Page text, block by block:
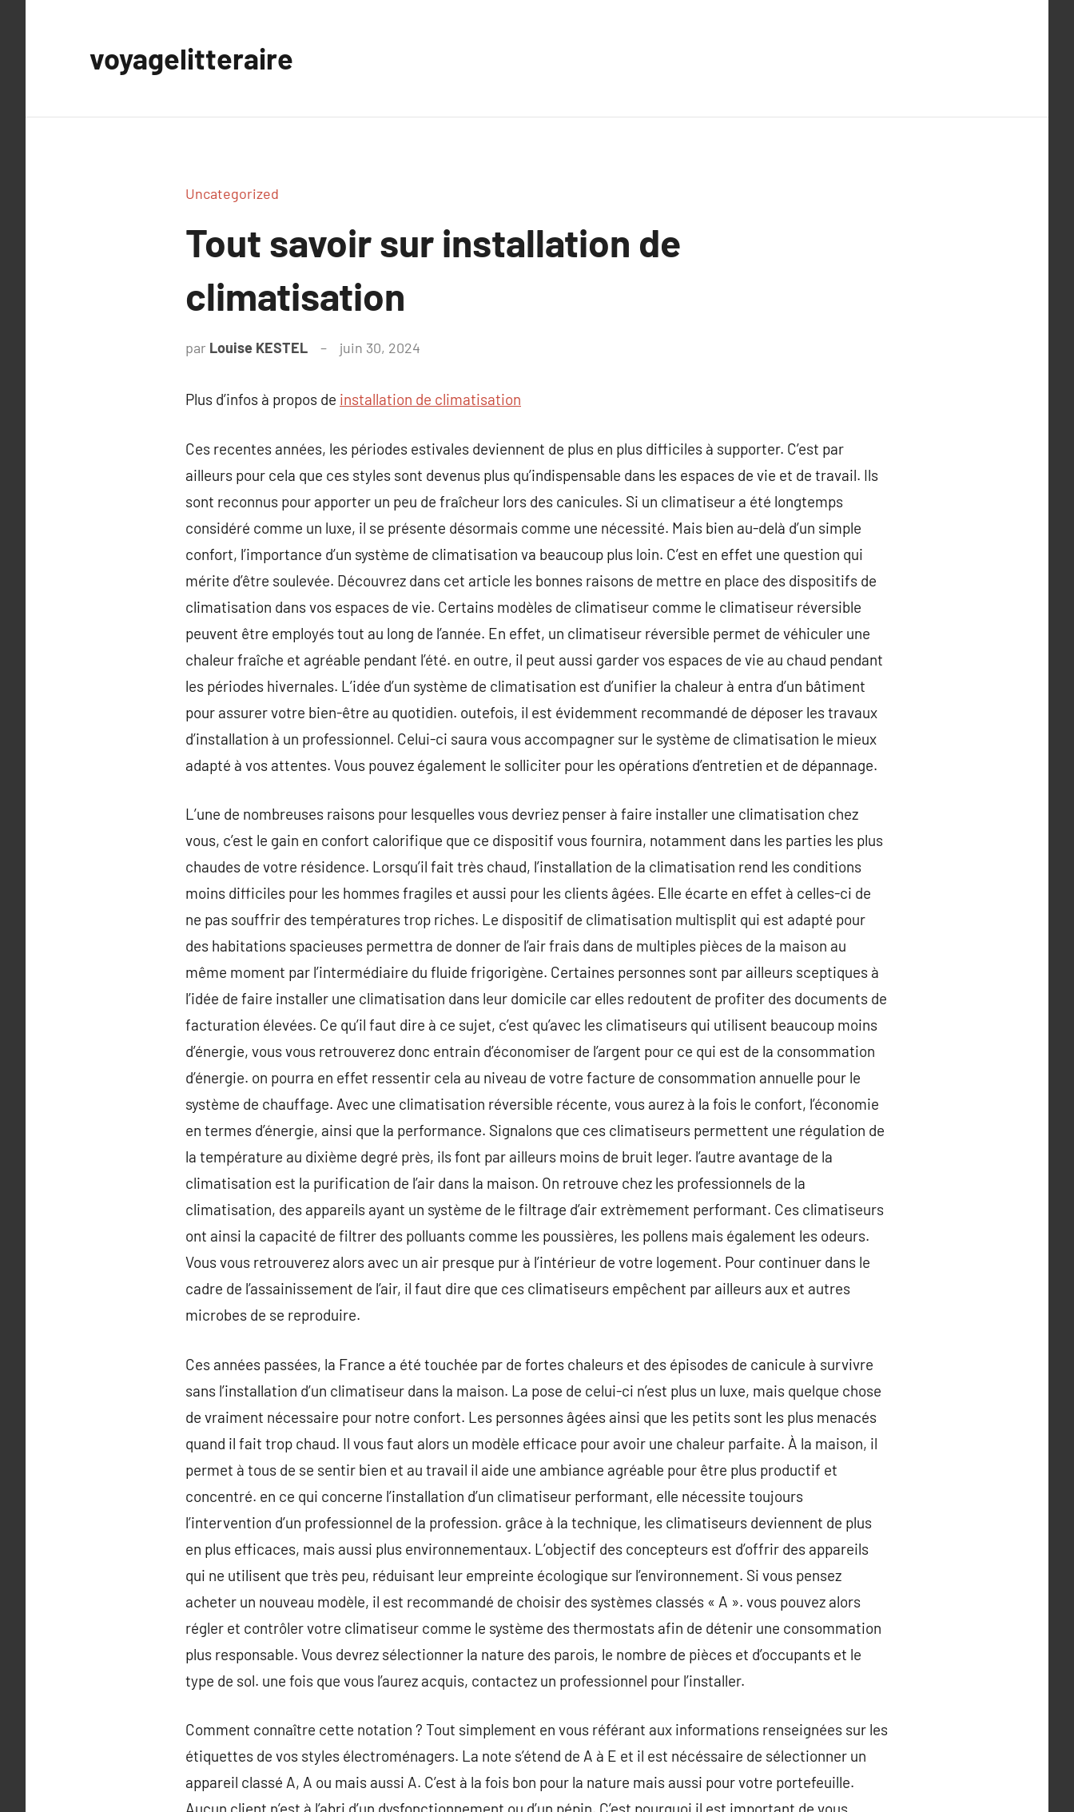
voyagelitteraire
Uncategorized
Tout savoir sur installation de
climatisation
par Louise KESTEL juin 30, 2024
Plus d’infos à propos de installation de climatisation
Ces recentes années, les périodes estivales deviennent de plus en plus difficiles à supporter. C’est par
ailleurs pour cela que ces styles sont devenus plus qu’indispensable dans les espaces de vie et de travail. Ils
sont reconnus pour apporter un peu de fraîcheur lors des canicules. Si un climatiseur a été longtemps
considéré comme un luxe, il se présente désormais comme une nécessité. Mais bien au-delà d’un simple
confort, l’importance d’un système de climatisation va beaucoup plus loin. C’est en effet une question qui
mérite d’être soulevée. Découvrez dans cet article les bonnes raisons de mettre en place des dispositifs de
climatisation dans vos espaces de vie. Certains modèles de climatiseur comme le climatiseur réversible
peuvent être employés tout au long de l’année. En effet, un climatiseur réversible permet de véhiculer une
chaleur fraîche et agréable pendant l’été. en outre, il peut aussi garder vos espaces de vie au chaud pendant
les périodes hivernales. L’idée d’un système de climatisation est d’unifier la chaleur à entra d’un bâtiment
pour assurer votre bien-être au quotidien. outefois, il est évidemment recommandé de déposer les travaux
d’installation à un professionnel. Celui-ci saura vous accompagner sur le système de climatisation le mieux
adapté à vos attentes. Vous pouvez également le solliciter pour les opérations d’entretien et de dépannage.
L’une de nombreuses raisons pour lesquelles vous devriez penser à faire installer une climatisation chez
vous, c’est le gain en confort calorifique que ce dispositif vous fournira, notamment dans les parties les plus
chaudes de votre résidence. Lorsqu’il fait très chaud, l’installation de la climatisation rend les conditions
moins difficiles pour les hommes fragiles et aussi pour les clients âgées. Elle écarte en effet à celles-ci de
ne pas souffrir des températures trop riches. Le dispositif de climatisation multisplit qui est adapté pour
des habitations spacieuses permettra de donner de l’air frais dans de multiples pièces de la maison au
même moment par l’intermédiaire du fluide frigorigène. Certaines personnes sont par ailleurs sceptiques à
l’idée de faire installer une climatisation dans leur domicile car elles redoutent de profiter des documents de
facturation élevées. Ce qu’il faut dire à ce sujet, c’est qu’avec les climatiseurs qui utilisent beaucoup moins
d’énergie, vous vous retrouverez donc entrain d’économiser de l’argent pour ce qui est de la consommation
d’énergie. on pourra en effet ressentir cela au niveau de votre facture de consommation annuelle pour le
système de chauffage. Avec une climatisation réversible récente, vous aurez à la fois le confort, l’économie
en termes d’énergie, ainsi que la performance. Signalons que ces climatiseurs permettent une régulation de
la température au dixième degré près, ils font par ailleurs moins de bruit leger. l’autre avantage de la
climatisation est la purification de l’air dans la maison. On retrouve chez les professionnels de la
climatisation, des appareils ayant un système de le filtrage d’air extrèmement performant. Ces climatiseurs
ont ainsi la capacité de filtrer des polluants comme les poussières, les pollens mais également les odeurs.
Vous vous retrouverez alors avec un air presque pur à l’intérieur de votre logement. Pour continuer dans le
cadre de l’assainissement de l’air, il faut dire que ces climatiseurs empêchent par ailleurs aux et autres
microbes de se reproduire.
Ces années passées, la France a été touchée par de fortes chaleurs et des épisodes de canicule à survivre
sans l’installation d’un climatiseur dans la maison. La pose de celui-ci n’est plus un luxe, mais quelque chose
de vraiment nécessaire pour notre confort. Les personnes âgées ainsi que les petits sont les plus menacés
quand il fait trop chaud. Il vous faut alors un modèle efficace pour avoir une chaleur parfaite. À la maison, il
permet à tous de se sentir bien et au travail il aide une ambiance agréable pour être plus productif et
concentré. en ce qui concerne l’installation d’un climatiseur performant, elle nécessite toujours
l’intervention d’un professionnel de la profession. grâce à la technique, les climatiseurs deviennent de plus
en plus efficaces, mais aussi plus environnementaux. L’objectif des concepteurs est d’offrir des appareils
qui ne utilisent que très peu, réduisant leur empreinte écologique sur l’environnement. Si vous pensez
acheter un nouveau modèle, il est recommandé de choisir des systèmes classés « A ». vous pouvez alors
régler et contrôler votre climatiseur comme le système des thermostats afin de détenir une consommation
plus responsable. Vous devrez sélectionner la nature des parois, le nombre de pièces et d’occupants et le
type de sol. une fois que vous l’aurez acquis, contactez un professionnel pour l’installer.
Comment connaître cette notation ? Tout simplement en vous référant aux informations renseignées sur les
étiquettes de vos styles électroménagers. La note s’étend de A à E et il est nécéssaire de sélectionner un
appareil classé A, A ou mais aussi A. C’est à la fois bon pour la nature mais aussi pour votre portefeuille.